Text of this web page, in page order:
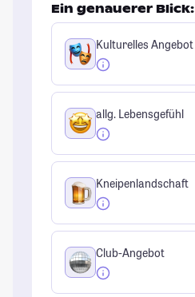
Ein genauerer Blick:
Kulturelles Angebot
allg. Lebensgefühl
Kneipenlandschaft
Club-Angebot